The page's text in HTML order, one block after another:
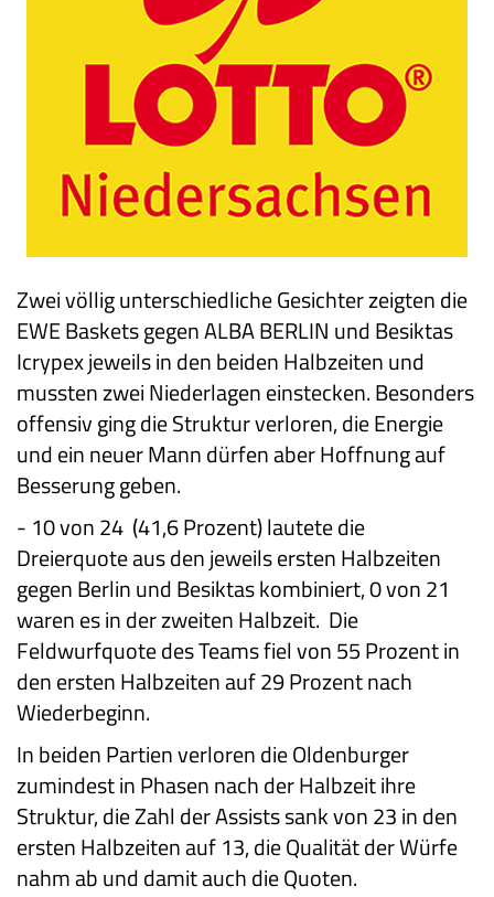
Zwei völlig unterschiedliche Gesichter zeigten die
EWE Baskets gegen ALBA BERLIN und Besiktas
Icrypex jeweils in den beiden Halbzeiten und
mussten zwei Niederlagen einstecken. Besonders
offensiv ging die Struktur verloren, die Energie
und ein neuer Mann dürfen aber Hoffnung auf
Besserung geben.
- 10 von 24 (41,6 Prozent) lautete die
Dreierquote aus den jeweils ersten Halbzeiten
gegen Berlin und Besiktas kombiniert, 0 von 21
waren es in der zweiten Halbzeit. Die
Feldwurfquote des Teams fiel von 55 Prozent in
den ersten Halbzeiten auf 29 Prozent nach
Wiederbeginn.
In beiden Partien verloren die Oldenburger
zumindest in Phasen nach der Halbzeit ihre
Struktur, die Zahl der Assists sank von 23 in den
ersten Halbzeiten auf 13, die Qualität der Würfe
nahm ab und damit auch die Quoten.